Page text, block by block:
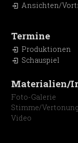
Ansichten/
Termine
Produktionen
Schauspiel
Materialien/
Foto-Galerie
Stimme/
Video